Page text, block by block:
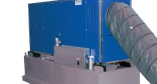
Yhteystiedot